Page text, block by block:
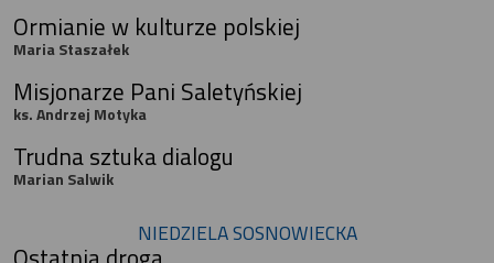
Ormianie w kulturze polskiej
Maria Staszałek
Misjonarze Pani Saletyńskiej
ks. Andrzej Motyka
Trudna sztuka dialogu
Marian Salwik
NIEDZIELA SOSNOWIECKA